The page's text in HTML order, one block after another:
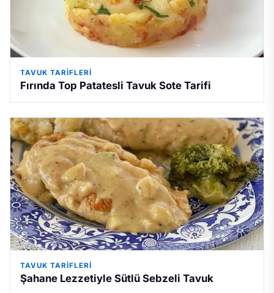
TAVUK TARIFLERI
Fırında Top Patatesli Tavuk Sote Tarifi
TAVUK TARIFLERI
Şahane Lezzetiyle Sütlü Sebzeli Tavuk